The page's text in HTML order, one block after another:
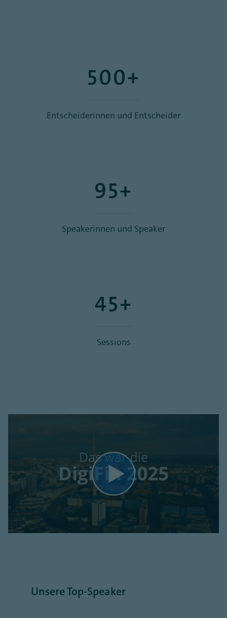
500+
Entscheiderinnen und Entscheider
95+
Speakerinnen und Speaker
45+
Sessions
Unsere Top-Speaker